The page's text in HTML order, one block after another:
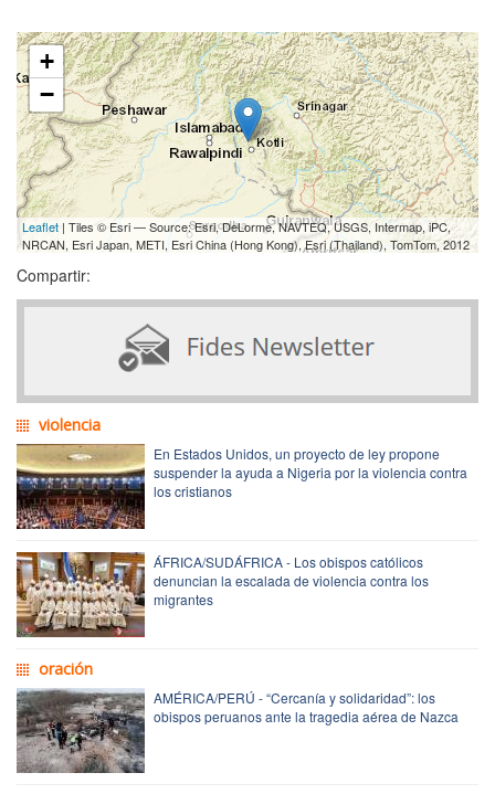
+
−
Leaflet | Tiles © Esri — Source: Esri, DeLorme, NAVTEQ, USGS, Intermap, iPC,
NRCAN, Esri Japan, METI, Esri China (Hong Kong), Esri (Thailand), TomTom, 2012
Compartir:
violencia
En Estados Unidos, un proyecto de ley propone
suspender la ayuda a Nigeria por la violencia contra
los cristianos
ÁFRICA/SUDÁFRICA - Los obispos católicos
denuncian la escalada de violencia contra los
migrantes
oración
AMÉRICA/PERÚ - “Cercanía y solidaridad”: los
obispos peruanos ante la tragedia aérea de Nazca